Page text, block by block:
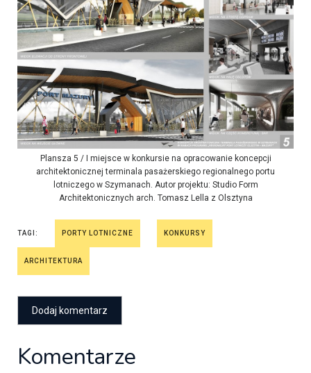
Plansza 5 / I miejsce w konkursie na opracowanie koncepcji
architektonicznej terminala pasażerskiego regionalnego portu
lotniczego w Szymanach. Autor projektu: Studio Form
Architektonicznych arch. Tomasz Lella z Olsztyna
TAGI: PORTY LOTNICZNE KONKURSY
ARCHITEKTURA
Komentarze